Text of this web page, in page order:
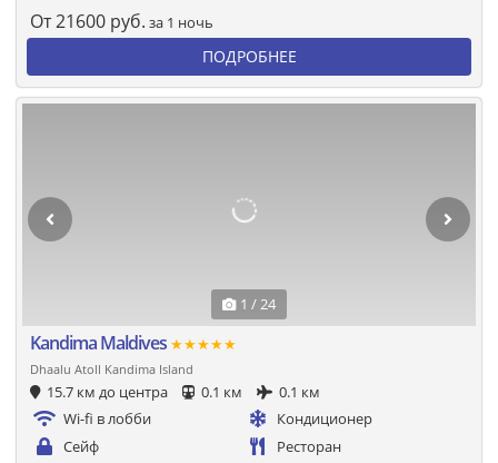
От21600 руб. за 1 ночь
ПОДРОБНЕЕ
1 / 24
Kandima Maldives ★★★★★
Dhaalu Atoll Kandima Island
15.7 км до центра 0.1 км
0.1 км
Wi-fi в лобби
Кондиционер
Сейф
Ресторан